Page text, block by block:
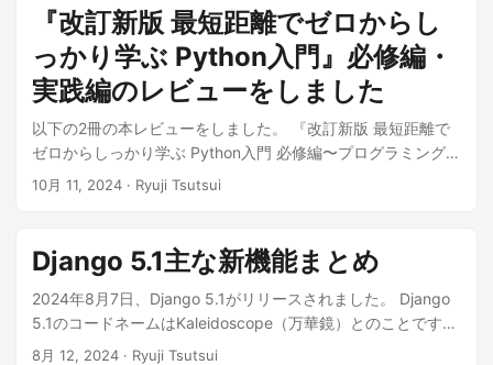
します。 Keycloak + Djangoの組み合わせは結構ニッチなの
で日本語の情報が少ないですが、社内向けシステムを構築す
る際に役立つ場合があるので、 この機会に知見として共有し
たいと思います。 また、Dockerを使った場合のちょっとした
嵌りポイントと解決方法についても紹介します。 本記事の対
象は、Djangoの基本的な知識があって、自分でDjangoアプリ
ケーションを作ったことがある方です。 Keycloakは知らなく
ても問題ありませんが、OpenID Connect（OIDC）について
『改訂新版 最短距離でゼロからし
っかり学ぶ Python入門』必修編・
実践編のレビューをしました
以下の2冊の本レビューをしました。 『改訂新版 最短距離で
ゼロからしっかり学ぶ Python入門 必修編〜プログラミングの
基礎からエラー処理、テストコードの書き方まで』 『改訂新
31日発売予定です。 ...
10月 11, 2024 · Ryuji Tsutsui
Django 5.1主な新機能まとめ
2024年8月7日、Django 5.1がリリースされました。 Django
5.1のコードネームはKaleidoscope（万華鏡）とのことです。
私は長年Djangoを使っていますが、コードネームというのは
8月 12, 2024 · Ryuji Tsutsui